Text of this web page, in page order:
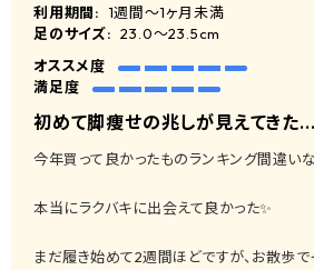
利用期間:
1週間～1ヶ月未満
足のサイズ: 23.0〜23.5cm
オススメ度
満足度
初めて脚痩せの兆しが見えてきた
今年買って良かったものランキング間違い
本当にラクバキに出会えて良かった✨
まだ履き始めて2週間ほどですが、お散歩